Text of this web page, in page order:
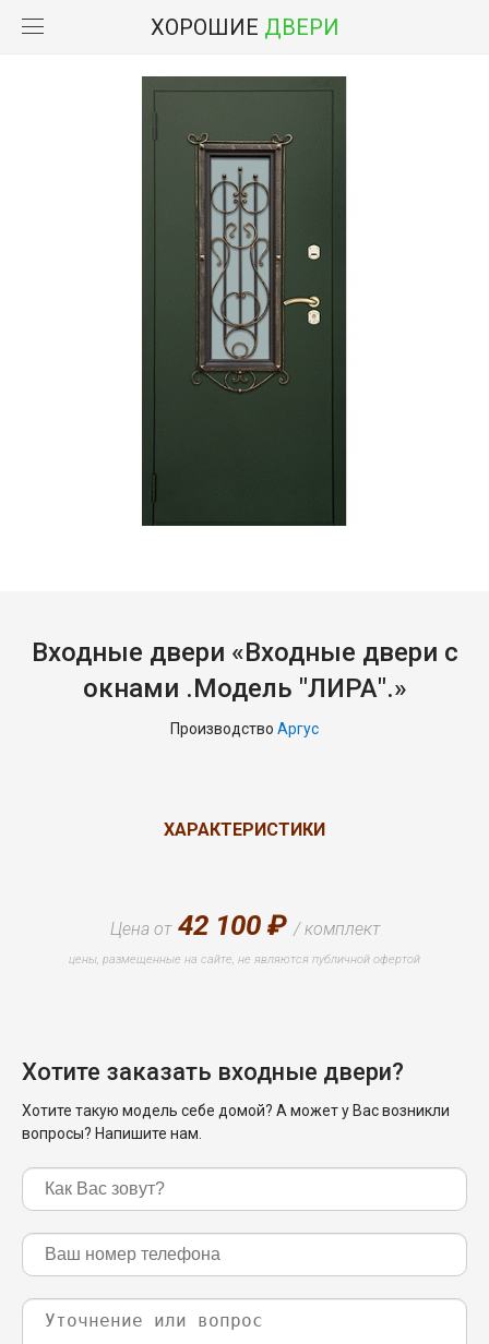
ХОРОШИЕ ДВЕРИ
Входные двери «Входные двери с
окнами .Модель "ЛИРА".»
Производство Аргус
ХАРАКТЕРИСТИКИ
Цена от42 100 ₽ / комплект
цены, размещенные на сайте, не являются публичной офертой
Хотите заказать входные двери?
Хотите такую модель себе домой? А может у Вас возникли
вопросы? Напишите нам.